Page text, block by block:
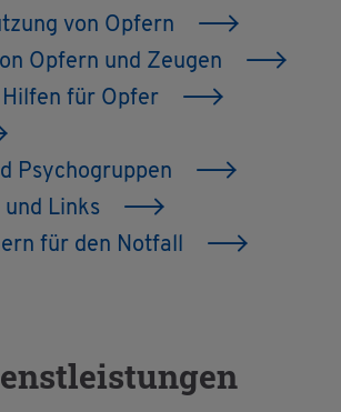
von Op­fern
Op­fern und Zeu­gen
Hil­fen für Opfer
Psy­cho­grup­pen
Links
für den Not­fall